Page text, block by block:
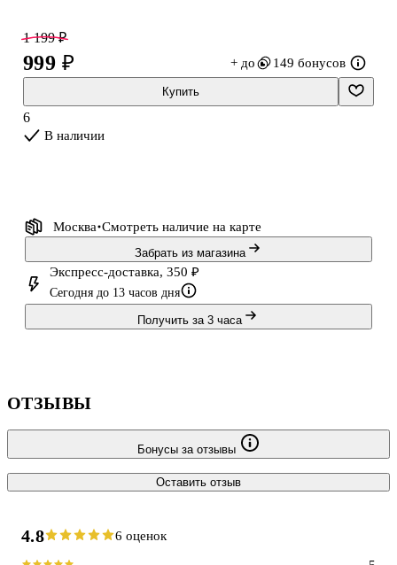
Что, если истинная сила женщины — не в борьбе в одиночку, а в
соединении сердец?
«МЫ» — это манифест женской солидарности, тихая революция,
начинающаяся с любви к себе и вырастающая в любовь ко всем.
поддерживают,
1 199 ₽
999 ₽ + до 149 бонусов
Купить
6
В наличии
Москва Смотреть наличие на карте
Забрать из магазина
Экспресс-доставка, 350 ₽
Сегодня до 13 часов дня
Получить за 3 часа
ОТЗЫВЫ
Бонусы за отзывы
Оставить отзыв
4.8 6 оценок